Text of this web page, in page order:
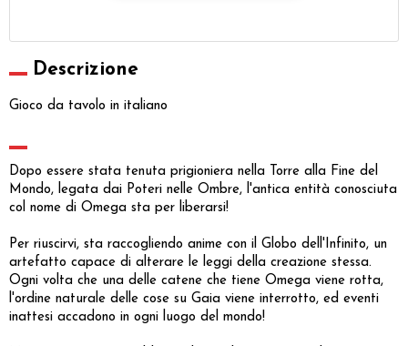
Descrizione
Gioco da tavolo in italiano
Dopo essere stata tenuta prigioniera nella Torre alla Fine del
Mondo, legata dai Poteri nelle Ombre, l'antica entità conosciuta
col nome di Omega sta per liberarsi!
Per riuscirvi, sta raccogliendo anime con il Globo dell'Infinito, un
artefatto capace di alterare le leggi della creazione stessa.
Ogni volta che una delle catene che tiene Omega viene rotta,
l'ordine naturale delle cose su Gaia viene interrotto, ed eventi
inattesi accadono in ogni luogo del mondo!